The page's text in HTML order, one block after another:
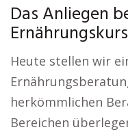
Das Anliegen
Heute stellen wir
herkömmlichen
Bereichen